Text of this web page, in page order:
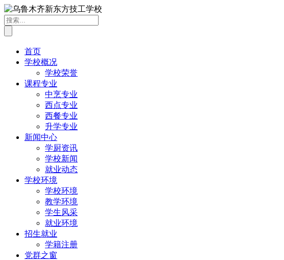
首页
学校概况
学校荣誉
课程专业
中烹专业
西点专业
西餐专业
升学专业
新闻中心
学厨资讯
学校新闻
就业动态
学校环境
学校环境
教学环境
学生风采
就业环境
招生就业
学籍注册
党群之窗